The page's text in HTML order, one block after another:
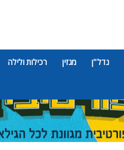
נדל"ן מגזין רכילות ולילה